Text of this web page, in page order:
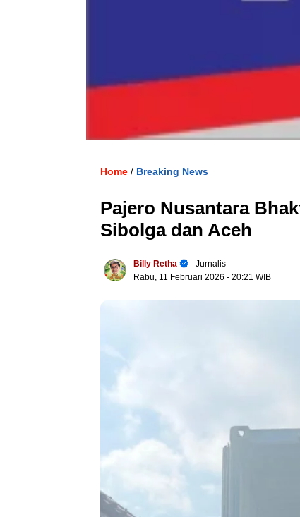
Home / Breaking News
Pajero Nusantara
Sibolga dan Aceh
Billy Retha
- Jurnalis
Rabu, 11 Februari 2026 - 20:21 WIB